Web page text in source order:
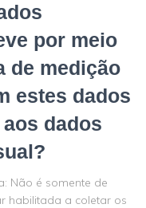
por meio
de medição
estes dados
dados
Não é somente de
habilitada a coletar os